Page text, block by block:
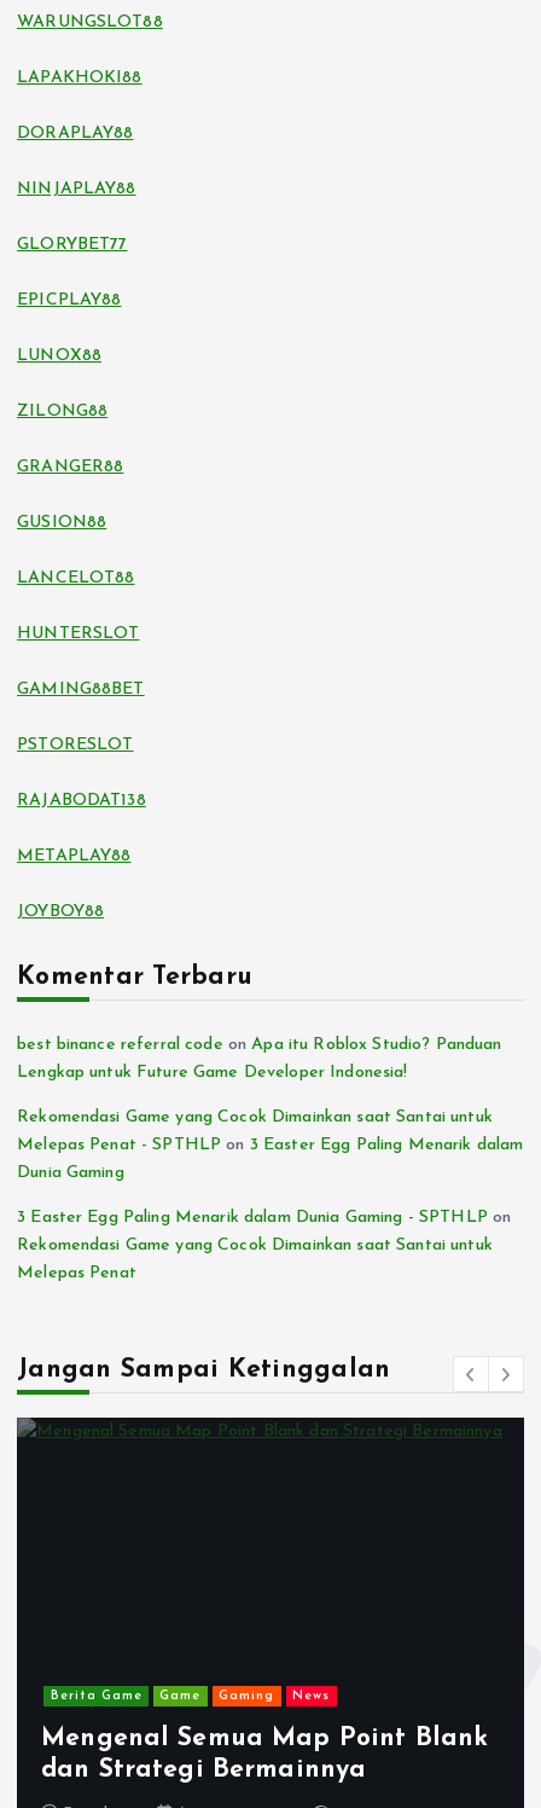
WARUNGSLOT88
LAPAKHOKI88
DORAPLAY88
NINJAPLAY88
GLORYBET77
EPICPLAY88
LUNOX88
ZILONG88
GRANGER88
GUSION88
LANCELOT88
HUNTERSLOT
GAMING88BET
PSTORESLOT
RAJABODAT138
METAPLAY88
JOYBOY88
Komentar Terbaru
best binance referral code onApa itu Roblox Studio? Panduan
Lengkap untuk Future Game Developer Indonesia!
Rekomendasi Game yang Cocok Dimainkan saat Santai untuk
Melepas Penat - SPTHLP on 3 Easter Egg Paling Menarik dalam
Dunia Gaming
3 Easter Egg Paling Menarik dalam Dunia Gaming - SPTHLP on
Rekomendasi Game yang Cocok Dimainkan saat Santai untuk
Melepas Penat
Jangan Sampai Ketinggalan
Berita Game Game Gaming News
Mengenal Semua Map Point Blank
dan Strategi Bermainnya